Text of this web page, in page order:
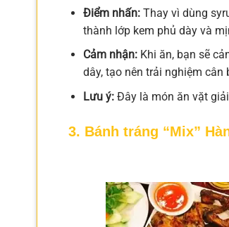
Điểm nhấn:Thay vì dùng
thành lớp kem phủ dày và
Cảm nhận:Khi ăn, bạn sẽ
dây, tạo nên trải nghiệm cân
Lưu ý:Đây là món ăn vặt
3. Bánh tráng “Mix”